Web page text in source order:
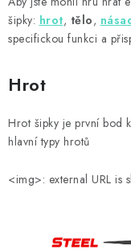
šipky: hrot, tělo,
specifickou funkci a
Hrot
Hrot šipky je první bod
hlavní typy hrotů
<img>: external URL is